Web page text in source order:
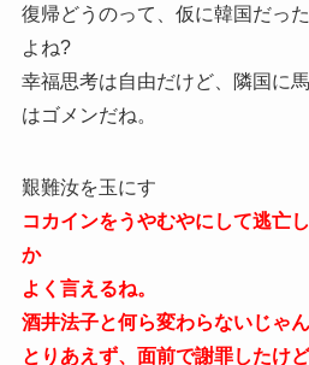
復帰どうのって、仮に韓国だっ
よね?
幸福思考は自由だけど、隣国に
はゴメンだね。
艱難汝を玉にす
コカインをうやむやにして逃亡
か
よく言えるね。
酒井法子と何ら変わらないじゃん
とりあえず、面前で謝罪したけど